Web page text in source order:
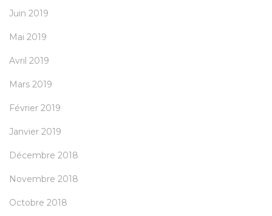
Juin 2019
Mai 2019
Avril 2019
Mars 2019
Février 2019
Janvier 2019
Décembre 2018
Novembre 2018
Octobre 2018